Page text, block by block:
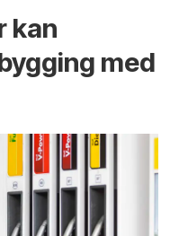
kan
med